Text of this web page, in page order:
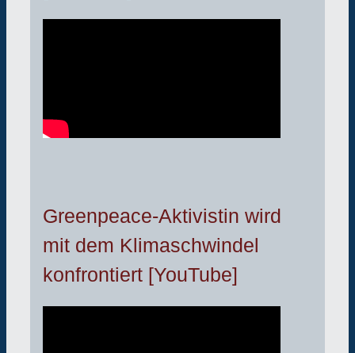
Greenpeace-Aktivistin wird
mit dem Klimaschwindel
konfrontiert [YouTube]